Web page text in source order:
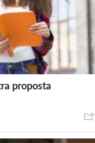
proposta